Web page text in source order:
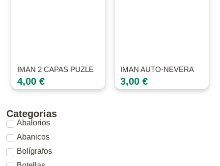
Categorias
Abalorios
Abanicos
Bolígrafos
IMAN 2 CAPAS PUZLE
4,00 €
IMAN AUTO-NEVERA
3,00€